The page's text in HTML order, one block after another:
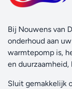
Bij Nouwens van
onderhoud aan
warmtepomp is,
en duurzaamheid,
Sluit gemakkelijk